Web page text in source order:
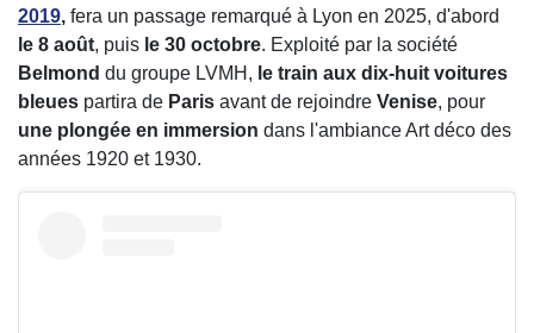
2019, fera un passage remarqué à Lyon en 2025, d'abord
le 8 août, puis le 30 octobre. Exploité par la société
Belmond du groupe LVMH, le train aux dix-huit voitures
bleues partira de Paris avant de rejoindre Venise, pour
une plongée en immersion dans l'ambiance Art déco des
années 1920 et 1930.